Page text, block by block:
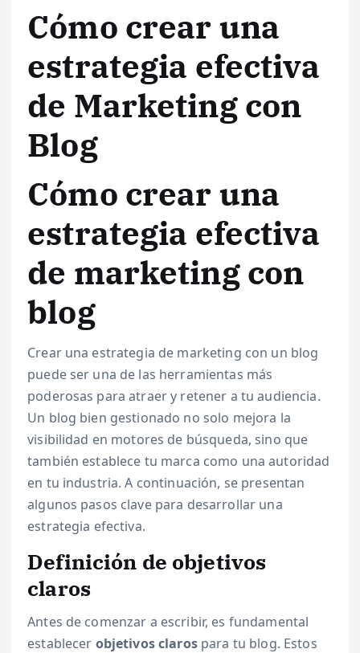
Cómo crear una
estrategia efectiva
de Marketing con
Blog
Cómo crear una
estrategia efectiva
de marketing con
blog
Crear una estrategia de marketing con un blog
puede ser una de las herramientas más
poderosas para atraer y retener a tu audiencia.
Un blog bien gestionado no solo mejora la
visibilidad en motores de búsqueda, sino que
también establece tu marca como una autoridad
en tu industria. A continuación, se presentan
algunos pasos clave para desarrollar una
estrategia efectiva.
Definición de objetivos
claros
Antes de comenzar a escribir, es fundamental
establecer objetivos clarospara tu blog. Estos